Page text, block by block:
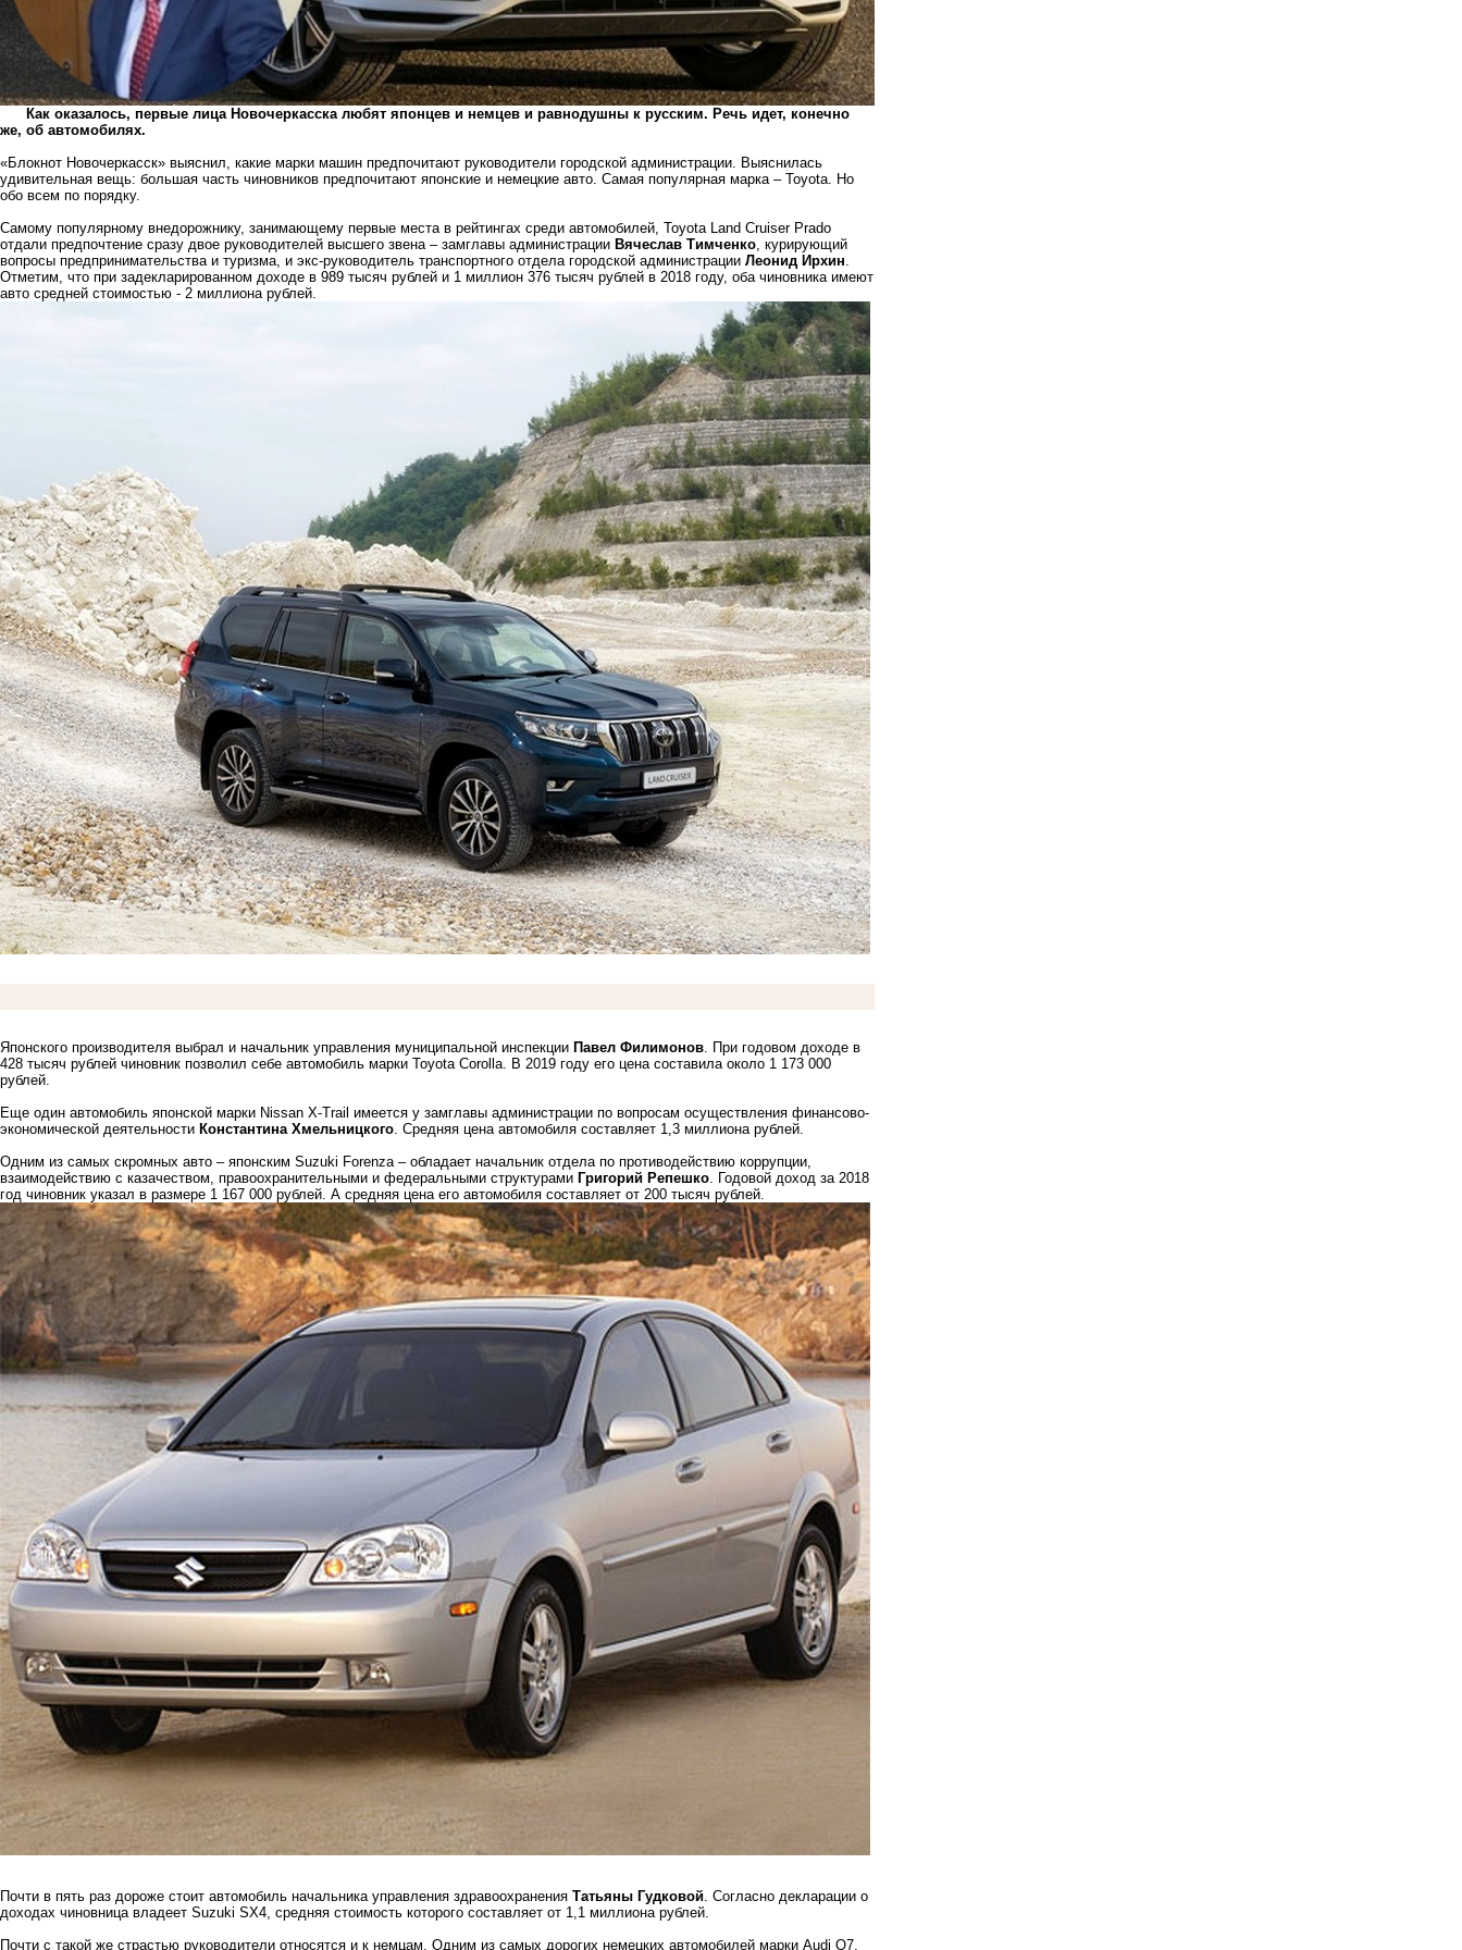
Как оказалось, первые лица Новочеркасска любят японцев и немцев и равнодушны к русским. Речь идет, конечно
же, об автомобилях.
«Блокнот Новочеркасск» выяснил, какие марки машин предпочитают руководители городской администрации. Выяснилась
удивительная вещь: большая часть чиновников предпочитают японские и немецкие авто. Самая популярная марка – Toyota. Но
обо всем по порядку.
Самому популярному внедорожнику, занимающему первые места в рейтингах среди автомобилей, Toyota Land Cruiser Prado
отдали предпочтение сразу двое руководителей высшего звена – замглавы администрации Вячеслав Тимченко, курирующий
вопросы предпринимательства и туризма, и экс-руководитель транспортного отдела городской администрации Леонид Ирхин.
Отметим, что при задекларированном доходе в 989 тысяч рублей и 1 миллион 376 тысяч рублей в 2018 году, оба чиновника имеют
авто средней стоимостью - 2 миллиона рублей.
Японского производителя выбрал и начальник управления муниципальной инспекции Павел Филимонов. При годовом доходе в
428 тысяч рублей чиновник позволил себе автомобиль марки Toyota Corolla. В 2019 году его цена составила около 1 173 000
рублей.
Еще один автомобиль японской марки Nissan X-Trail имеется у замглавы администрации по вопросам осуществления финансово-
экономической деятельности Константина Хмельницкого. Средняя цена автомобиля составляет 1,3 миллиона рублей.
Одним из самых скромных авто – японским Suzuki Forenza – обладает начальник отдела по противодействию коррупции,
взаимодействию с казачеством, правоохранительными и федеральными структурами Григорий Репешко. Годовой доход за 2018
год чиновник указал в размере 1 167 000 рублей. А средняя цена его автомобиля составляет от 200 тысяч рублей.
Почти в пять раз дороже стоит автомобиль начальника управления здравоохранения Татьяны Гудковой. Согласно декларации о
доходах чиновница владеет Suzuki SX4, средняя стоимость которого составляет от 1,1 миллиона рублей.
Почти с такой же страстью руководители относятся и к немцам. Одним из самых дорогих немецких автомобилей марки Audi Q7,